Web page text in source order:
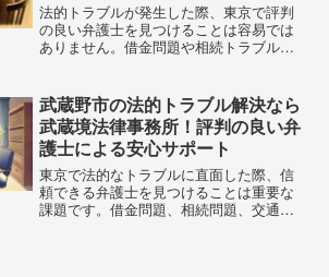
法的トラブルが発生した際、東京で評判
の良い弁護士を見つけることは容易では
ありません。借金問題や相続トラブル、
方が「どこに相談すれば良いのか」と悩
まれることでしょう。そん...
武蔵野市の法的トラブル解決なら
武蔵境法律事務所！評判の良い弁
護士による安心サポート
東京で法的なトラブルに直面した際、信
頼できる弁護士を見つけることは重要な
課題です。借金問題、相続問題、交通事